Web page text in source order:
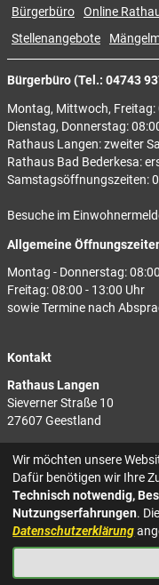
Bürgerbüro (Tel.: 04743
Montag, Mittwoch, Freitag:
Dienstag, Donnerstag:
Rathaus Langen: zweiter
Rathaus Bad Bederkesa:
Samstagsöffnungszeiten:
Besuche im
Allgemeine
Montag - Donnerstag:
Freitag: 08:00 - 13:00 Uhr
sowie Termine nach
Kontakt
Rathaus Langen
Sieverner Straße 10
27607 Geestland
Rathaus Bad Bederkesa
Am Markt 8
27624 Geestland
Tel.: 04743 937-2300
Bürgerbüro Online
Stellenangebote
KONTAKT
Wir möchten unsere
Dafür benötigen wir Ihre
Technisch notwendig,
Nutzungserfahrungen.
Datenschutzerklärung